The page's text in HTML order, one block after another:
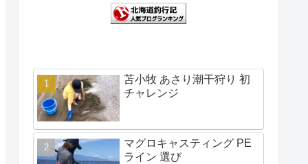
苫小牧 あさり潮干狩り 初
チャレンジ
マグロキャスティング PE
ライン 選び